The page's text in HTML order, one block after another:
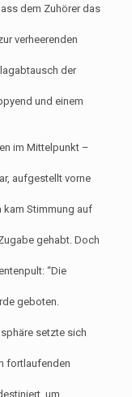
dem Zuhörer das
verheerenden
der
und einem
im Mittelpunkt –
aufgestellt vorne
kam Stimmung auf
gehabt. Doch
“Die
geboten.
setzte sich
fortlaufenden
um